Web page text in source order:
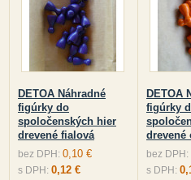
DETOA Náhradné
figúrky do
spoločenských hier
drevené fialová
bez DPH: 0,10 €
s DPH: 0,12 €
DETOA
figúrky
drevené
bez DPH:
s DPH: